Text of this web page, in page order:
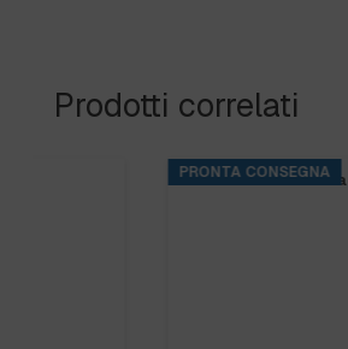
Prodotti correlati
PRONTA CONSEGNA
FRANGIA SOFT SR art.71200 “new”